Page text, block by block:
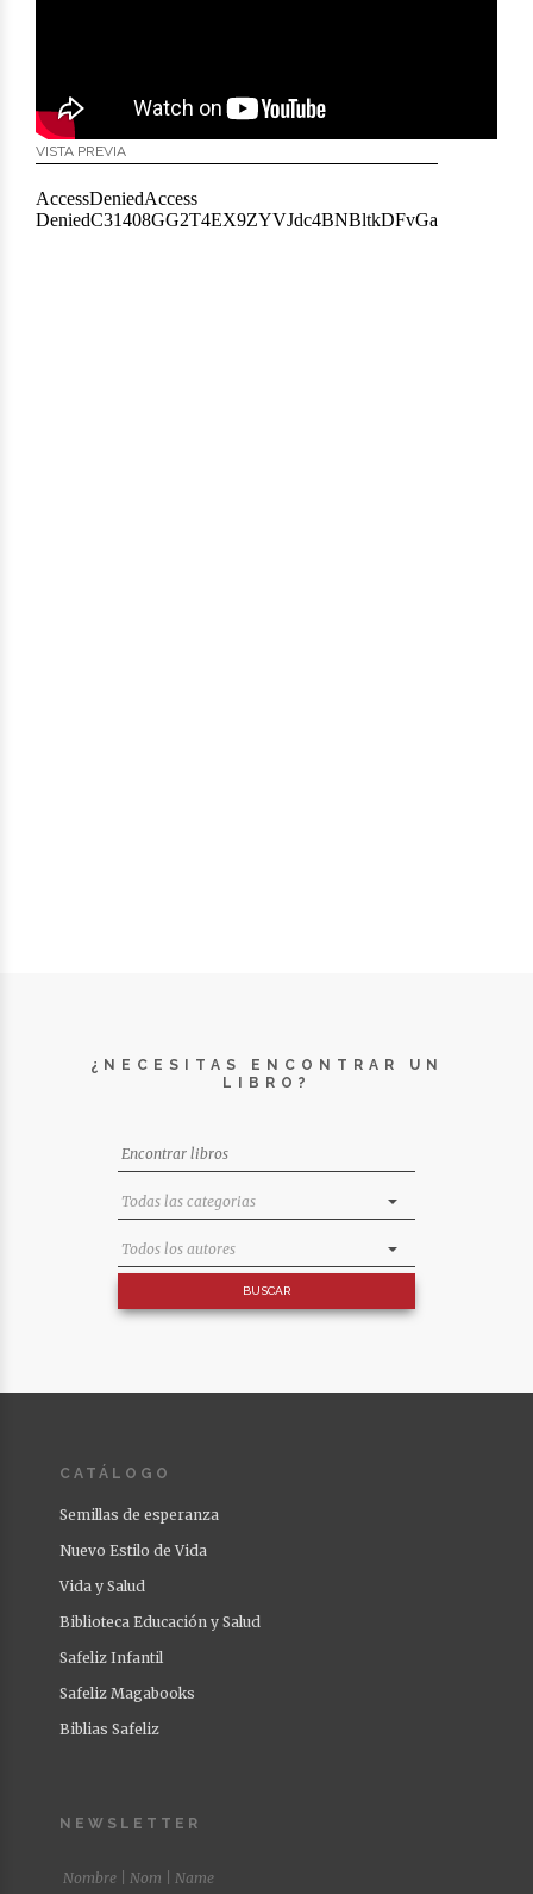
VISTA PREVIA
¿NECESITAS ENCONTRAR UN
LIBRO?
CATÁLOGO
Semillas de esperanza
Nuevo Estilo de Vida
Vida y Salud
Biblioteca Educación y Salud
Safeliz Infantil
Safeliz Magabooks
Biblias Safeliz
NEWSLETTER